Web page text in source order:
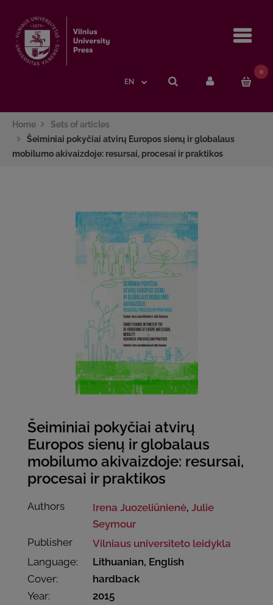
EN
0
Home
Sets of articles
Šeiminiai pokyčiai atvirų Europos sienų ir globalaus
mobilumo akivaizdoje: resursai, procesai ir praktikos
Šeiminiai pokyčiai atvirų
Europos sienų ir globalaus
mobilumo akivaizdoje: resursai,
procesai ir praktikos
Authors Irena Juozeliūnienė,Julie
Seymour
Publisher
Vilniaus universiteto leidykla
Language:
Lithuanian, English
Cover:
hardback
Year:
2015